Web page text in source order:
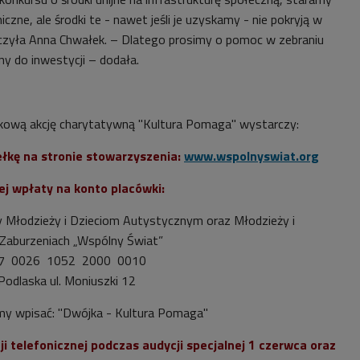
ale środki te - nawet jeśli je uzyskamy - nie pokryją w
Anna Chwałek. – Dlatego prosimy o pomoc w zebraniu
do inwestycji – dodała.
akcję charytatywną "Kultura Pomaga" wystarczy:
na stronie stowarzyszenia: www.wspolnyswiat.org
wpłaty na konto placówki:
i Dzieciom Autystycznym oraz Młodzieży i
„Wspólny Świat”
0026 1052 2000 0010
ul. Moniuszki 12
wpisać: "Dwójka - Kultura Pomaga"
telefonicznej podczas audycji specjalnej 1 czerwca oraz